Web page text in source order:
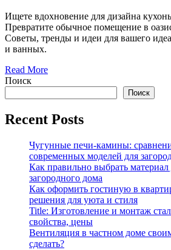
Ищете вдохновение для дизайна
Превратите обычное помещение в
Советы, тренды и идеи для вашего
и ванных.
Read More
Поиск
Поиск
Recent Posts
Чугунные печи-камины:
современных моделей для
Как правильно выбрать
загородного дома
Как оформить гостиную в
решения для уюта и стиля
Title: Изготовление и монтаж
свойства, цены
Вентиляция в частном доме
сделать?